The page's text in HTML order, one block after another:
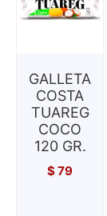
GALLETA
COSTA
TUAREG
COCO
120 GR.
$79